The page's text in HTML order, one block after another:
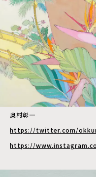
奥村彰一
https://twitter.com/
https://